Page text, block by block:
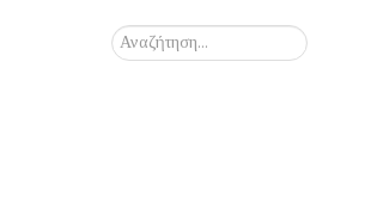
Αναζήτηση...